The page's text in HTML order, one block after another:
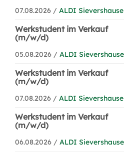
07.08.2026 / ALDI
Werkstudent im Verkauf
(m/w/d)
05.08.2026 / ALDI
Werkstudent im Verkauf
(m/w/d)
07.08.2026 / ALDI
Werkstudent im Verkauf
(m/w/d)
06.08.2026 / ALDI